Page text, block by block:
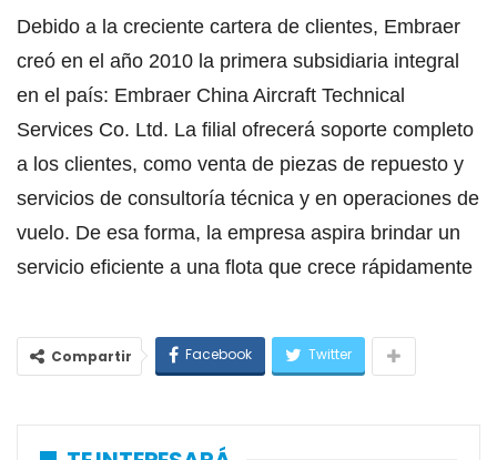
Debido a la creciente cartera de clientes, Embraer
creó en el año 2010 la primera subsidiaria integral
en el país: Embraer China Aircraft Technical
Services Co. Ltd. La filial ofrecerá soporte completo
a los clientes, como venta de piezas de repuesto y
servicios de consultoría técnica y en operaciones de
vuelo. De esa forma, la empresa aspira brindar un
servicio eficiente a una flota que crece rápidamente
Compartir Facebook Twitter